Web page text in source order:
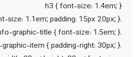
h3 { font-size: 1.4em; }
.call-to-action { font-size: 1.1em; padding: 15px 20px; }
.info-graphic-title { font-size: 1.5em; }
.info-graphic-item { padding-right: 30px; }